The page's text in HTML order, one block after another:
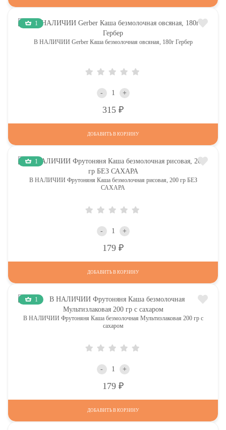
1
В НАЛИЧИИ Gerber Каша безмолочная овсяная, 180г Гербер
- +
315
ДОБАВИТЬ В КОРЗИНУ
1
В НАЛИЧИИ Фрутоняня Каша безмолочная рисовая, 200 гр БЕЗ
САХАРА
- +
179
ДОБАВИТЬ В КОРЗИНУ
1
В НАЛИЧИИ Фрутоняня Каша безмолочная Мультизлаковая 200 гр с
сахаром
- +
179
ДОБАВИТЬ В КОРЗИНУ